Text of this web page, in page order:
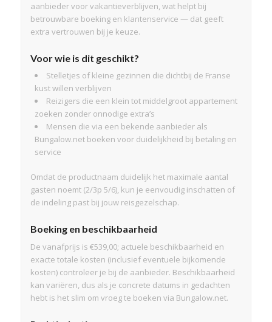
aanbieder voor vakantieverblijven, wat helpt bij
betrouwbare boeking en klantenservice — dat geeft
extra vertrouwen bij je keuze.
Voor wie is dit geschikt?
Stelletjes of kleine gezinnen die dichtbij de Franse
kust willen verblijven
Reizigers die een klein tot middelgroot appartement
zoeken zonder onnodige extra’s
Mensen die via een bekende aanbieder als
Bungalow.net boeken voor duidelijkheid bij betaling en
service
Omdat de productnaam duidelijk het maximale aantal
gasten noemt (2/3p 5/6), kun je eenvoudig inschatten of
de indeling past bij jouw reisgezelschap.
Boeking en beschikbaarheid
De vanafprijs is €539,00; actuele beschikbaarheid en
exacte totale kosten (inclusief eventuele bijkomende
kosten) controleer je bij de aanbieder. Beschikbaarheid
kan variëren, dus als je concrete datums in gedachten
hebt is het slim om vroeg te boeken via Bungalow.net.